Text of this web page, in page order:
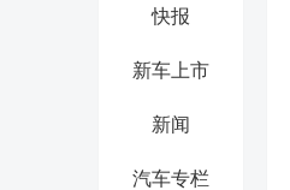
快报
新车上市
新闻
汽车专栏